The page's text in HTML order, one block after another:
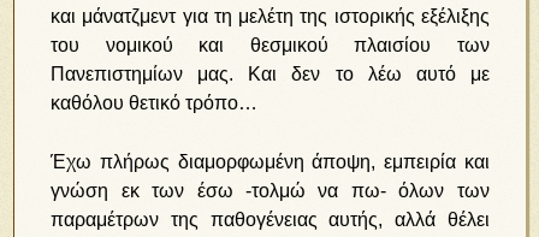
και μάνατζμεντ για τη μελέτη της ιστορικής εξέλιξης
του νομικού και θεσμικού πλαισίου των
Πανεπιστημίων μας. Και δεν το λέω αυτό με
καθόλου θετικό τρόπο…
Έχω πλήρως διαμορφωμένη άποψη, εμπειρία και
γνώση εκ των έσω -τολμώ να πω- όλων των
παραμέτρων της παθογένειας αυτής, αλλά θέλει